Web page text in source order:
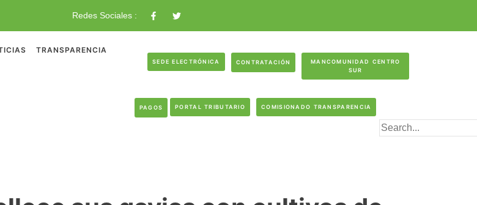
Redes Sociales :
TRANSPARENCIA
SEDE ELECTRÓNICA CONTRATACIÓN
MANCOMUNIDAD CENTRO
SUR
PAGOS PORTAL TRIBUTARIO COMISIONADO TRANSPARENCIA